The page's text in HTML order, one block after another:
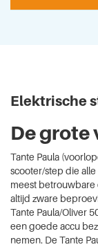
Elektrische
De grote
Tante Paula
scooter/step die
meest betrouwbare
altijd zware
Tante Paula/Oliver
een goede accu
nemen. De Tante